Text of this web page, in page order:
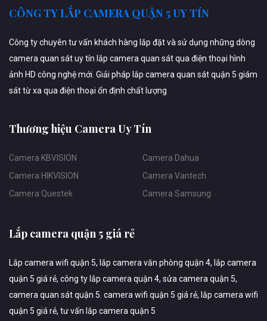
CÔNG TY LẮP CAMERA QUẬN 5 UY TÍN
Công ty chuyên tư vấn khách hàng lắp đặt và sử dụng những dòng
camera quan sát uy tín lắp camera quan sát qua điện thoại hình
ảnh HD công nghệ mới. Giải pháp lắp camera quan sát quận 5 giám
sát từ xa qua điện thoại ổn định chất lượng
Thương hiệu Camera Uy Tín
Camera KBVISION
Camera HIKVISION
Camera Questek
Camera Dahua
Camera Vantech
Camera Samsung
Lắp camera quận 5 giá rẻ
Lắp camera wifi quận 5, lắp camera văn phòng quận 4, lắp camera
quận 5 giá rẻ, công ty lắp camera quận 4, sửa camera quận 5,
camera quan sát quận 5. camera wifi quận 5 giá rẻ, lắp camera wifi
quận 5 giá rẻ, tư vấn lắp camera quận 5